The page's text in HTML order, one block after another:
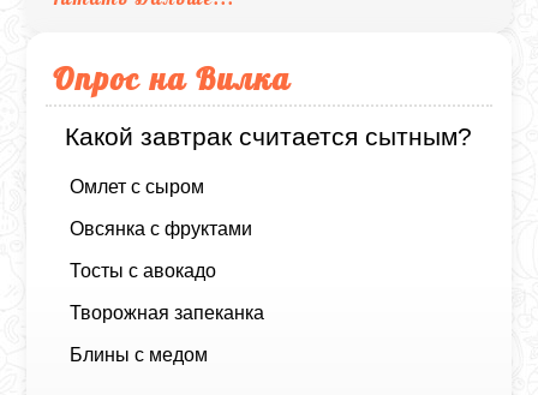
Опрос на Вилка
Какой завтрак считается сытным?
Омлет с сыром
Овсянка с фруктами
Тосты с авокадо
Творожная запеканка
Блины с медом